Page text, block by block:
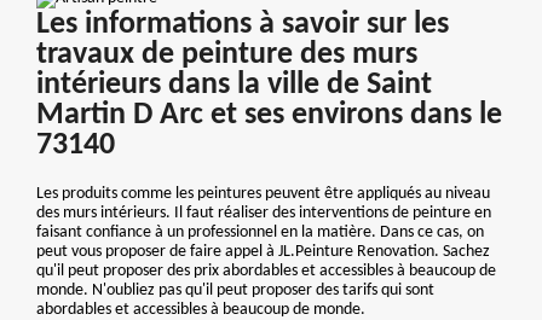
Les informations à savoir sur les
travaux de peinture des murs
intérieurs dans la ville de Saint
Martin D Arc et ses environs dans le
73140
Les produits comme les peintures peuvent être appliqués au niveau
des murs intérieurs. Il faut réaliser des interventions de peinture en
faisant confiance à un professionnel en la matière. Dans ce cas, on
peut vous proposer de faire appel à JL.Peinture Renovation. Sachez
qu'il peut proposer des prix abordables et accessibles à beaucoup de
monde. N'oubliez pas qu'il peut proposer des tarifs qui sont
abordables et accessibles à beaucoup de monde.